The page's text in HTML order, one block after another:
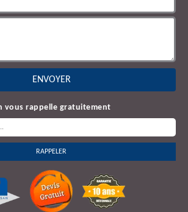
vous rappelle gratuitement